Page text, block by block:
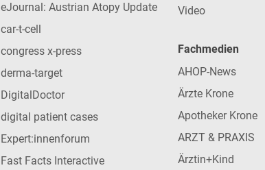
eJournal: Austrian Atopy Update
car-t-cell
congress x-press
derma-target
DigitalDoctor
digital patient cases
Expert:innenforum
Fast Facts Interactive
Video
Fachmedien
AHOP-News
Ärzte Krone
Apotheker Krone
ARZT & PRAXIS
Ärztin+Kind